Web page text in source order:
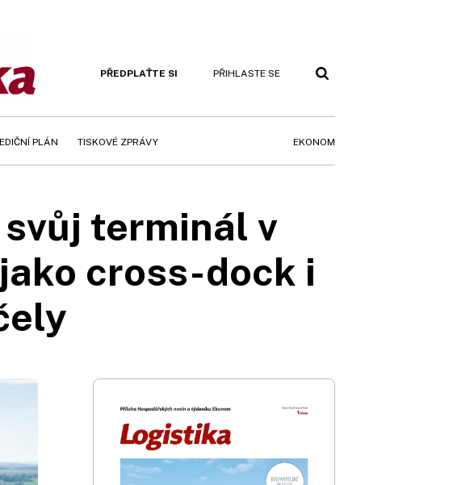
PŘEDPLAŤTE SI PŘIHLASTE SE
EDIČNÍ PLÁN TISKOVÉ ZPRÁVY EKONOM
terminál v
cross-dock i